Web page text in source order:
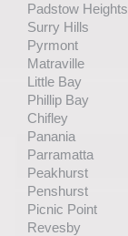
Padstow Heights
Surry Hills
Pyrmont
Matraville
Little Bay
Phillip Bay
Chifley
Panania
Parramatta
Peakhurst
Penshurst
Picnic Point
Revesby